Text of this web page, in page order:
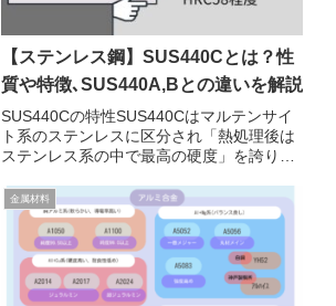
【ステンレス鋼】SUS440Cとは？性
質や特徴､SUS440A,Bとの違いを解説
SUS440Cの特性SUS440Cはマルテンサイ
ト系のステンレスに区分され「熱処理後は
ステンレス系の中で最高の硬度」を誇りま
分によってA,B,Cの3種類があり、その中で
もCが一番炭素量の多い材...
金属材料